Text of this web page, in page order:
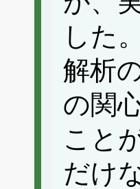
した。
解析
の関
こと
だけ